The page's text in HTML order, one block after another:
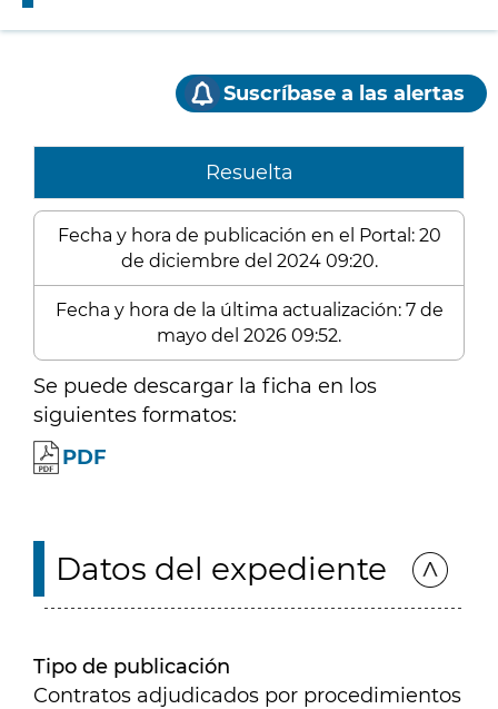
Suscríbase a las alertas
Resuelta
Fecha y hora de publicación en el Portal: 20
de diciembre del 2024 09:20.
Fecha y hora de la última actualización: 7 de
mayo del 2026 09:52.
Se puede descargar la ficha en los
siguientes formatos:
PDF
Datos del expediente
Tipo de publicación
Contratos adjudicados por procedimientos